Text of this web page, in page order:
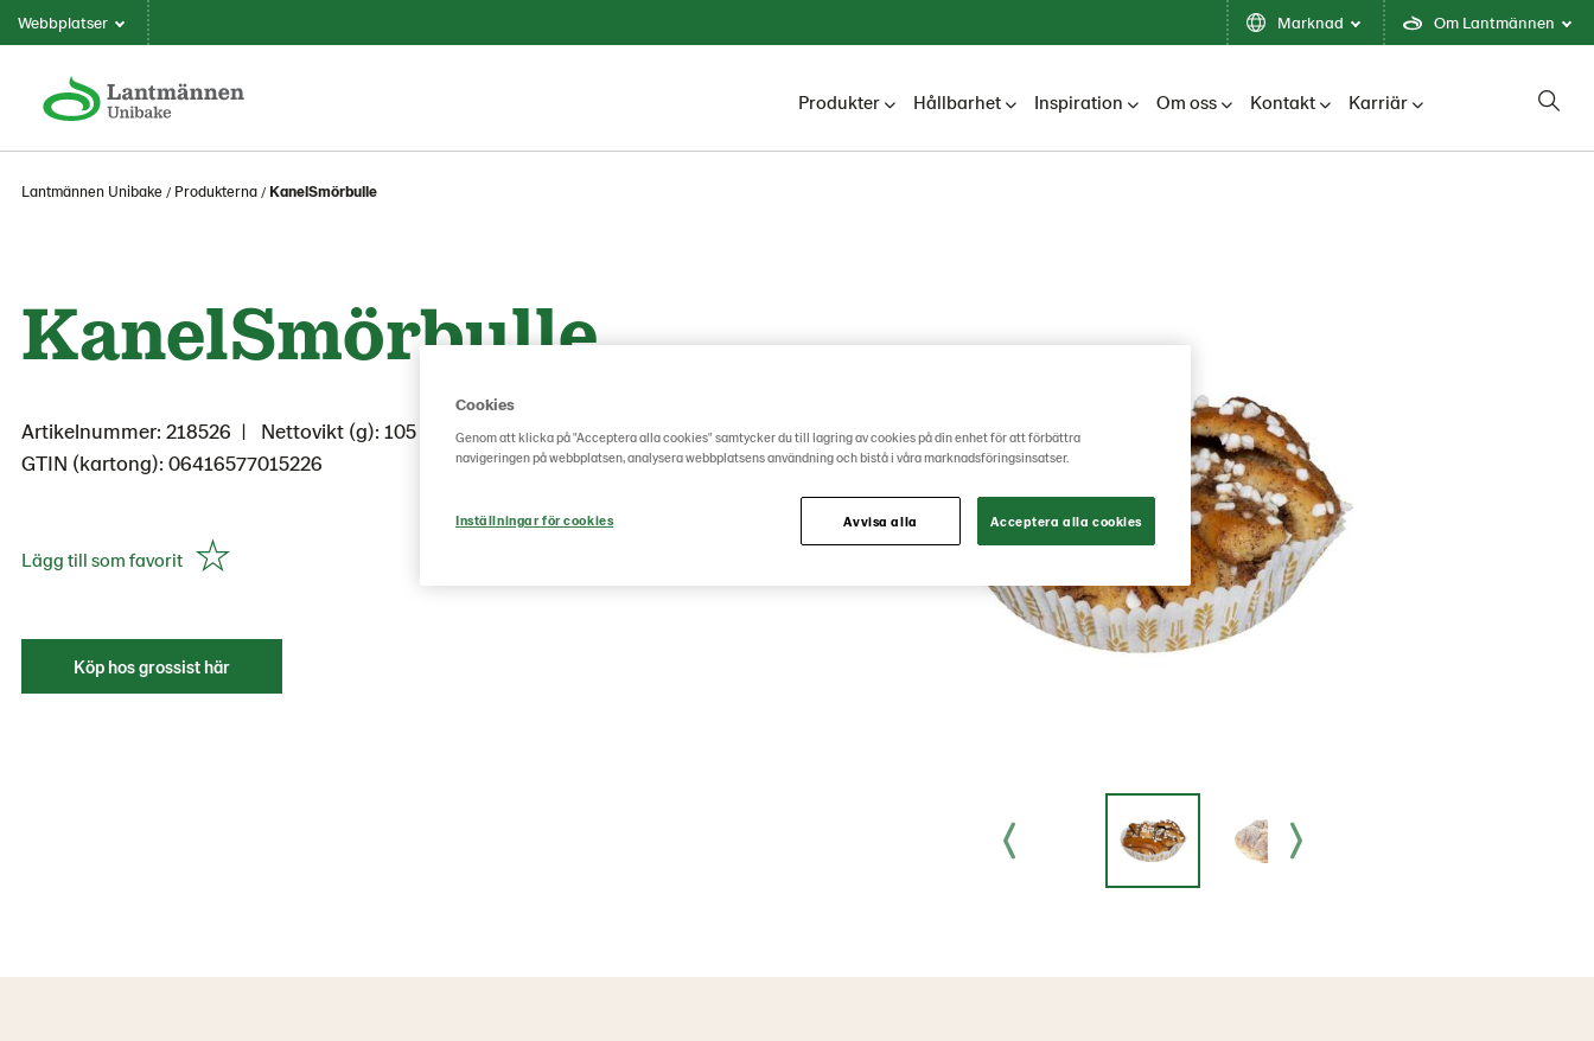
Webbplatser Marknad Om Lantmännen
Produkter Hållbarhet Inspiration Om oss Kontakt Karriär
Lantmännen Unibake Produkterna KanelSmörbulle
KanelSmörbulle
Artikelnummer: 218526
Nettovikt (g): 105
GTIN (kartong): 06416577015226
Lägg till som favorit
Köp hos grossist här
Cookies
Genom att klicka på "Acceptera alla cookies" samtycker du till lagring av cookies på din enhet för att förbättra
navigeringen på webbplatsen, analysera webbplatsens användning och bistå i våra marknadsföringsinsatser.
Inställningar för cookies Avvisa alla Acceptera alla cookies